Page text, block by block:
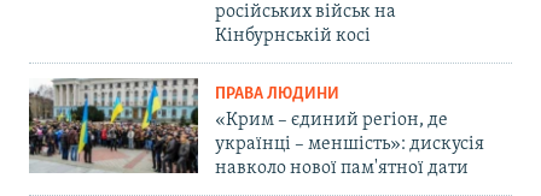
російських військ на
Кінбурнській косі
ПРАВА ЛЮДИНИ
«Крим – єдиний регіон, де
українці – меншість»: дискусія
навколо нової пам'ятної дати